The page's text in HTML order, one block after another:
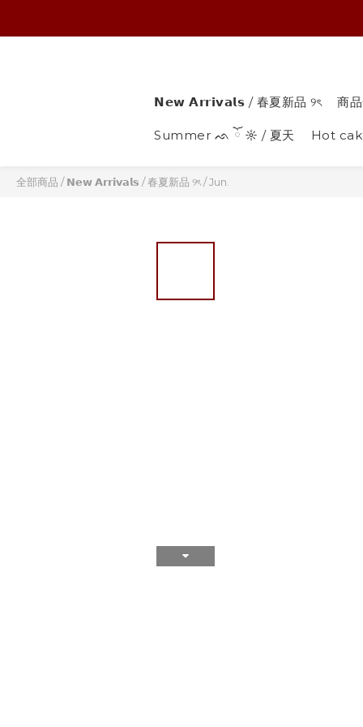
𝗡𝗲𝘄 𝗔𝗿𝗿𝗶𝘃𝗮𝗹𝘀 / 春夏新品 ୨ৎ 商
Summer ᨒ ོ ☼ / 夏天 Hot
全部商品 /𝗡𝗲𝘄 𝗔𝗿𝗿𝗶𝘃𝗮𝗹𝘀 / 春夏新品 ୨ৎ/Jun.